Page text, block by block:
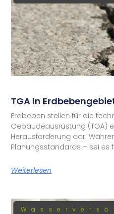
TGA In
Erdbeben stellen für die
Gebäudeausrüstung (TGA)
Herausforderung dar.
Planungsstandards – sei es
Weiterlesen